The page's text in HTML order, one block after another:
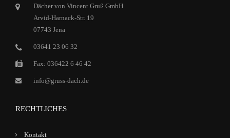
Dächer von Vincent Gruß GmbH
Arvid-Harnack-Str. 19
07743 Jena
03641 23 06 32
Fax: 036422 6 46 42
info@gruss-dach.de
RECHTLICHES
Kontakt